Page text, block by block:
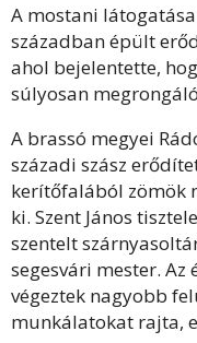
A mostani
században épült
ahol bejelentette,
súlyosan
A brassó megyei
századi szász
kerítőfalából zömök
ki. Szent János
szentelt
segesvári mester. Az
végeztek nagyobb
munkálatokat rajta,